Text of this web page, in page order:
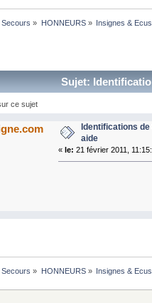
» HONNEURS» Insignes &
Sujet:
ce sujet
Identifications
aide
« le: 21 février 2011,
» HONNEURS» Insignes &